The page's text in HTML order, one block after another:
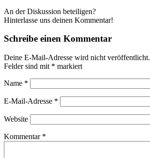
An der Diskussion beteiligen?
Hinterlasse uns deinen Kommentar!
Schreibe einen Kommentar
Deine E-Mail-Adresse wird nicht veröffentlicht.
Felder sind mit * markiert
Name *
E-Mail-Adresse *
Website
Kommentar *